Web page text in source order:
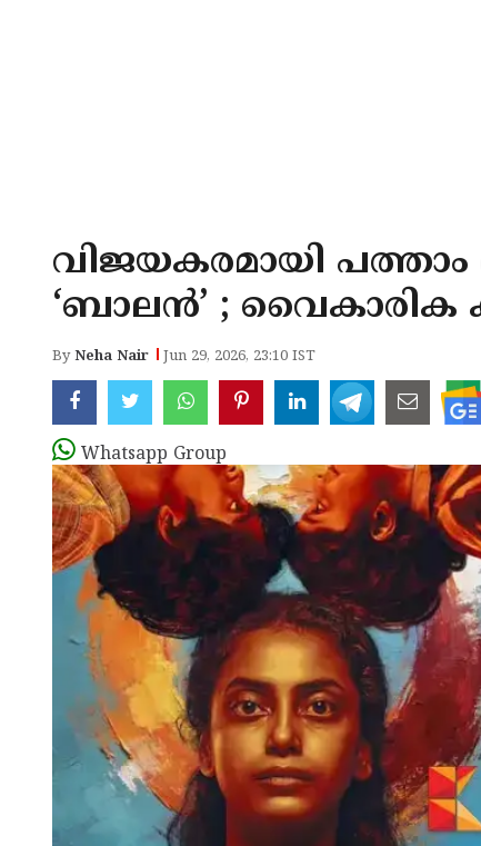
വിജയകരമായി
‘ബാലൻ’ ; വൈകാരിക
ByNeha Nair Jun 29, 2026, 23:10 IST
Whatsapp Group